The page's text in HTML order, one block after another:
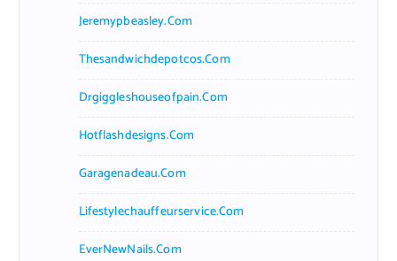
Jeremypbeasley.com
Thesandwichdepotcos.com
Drgiggleshouseofpain.com
Hotflashdesigns.com
Garagenadeau.com
Lifestylechauffeurservice.com
EverNewNails.com